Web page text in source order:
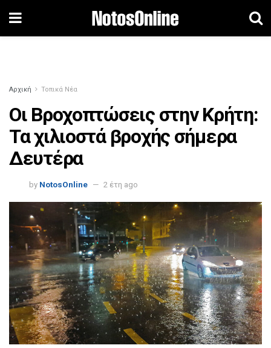
Αρχική Τοπικά Νέα
Οι Βροχοπτώσεις στην Κρήτη:
Τα χιλιοστά βροχής σήμερα
Δευτέρα
by NotosOnline 2 έτη ago